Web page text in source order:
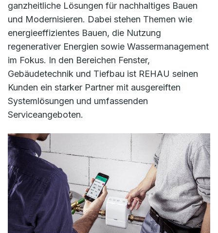
ganzheitliche Lösungen für nachhaltiges Bauen
und Modernisieren. Dabei stehen Themen wie
energieeffizientes Bauen, die Nutzung
regenerativer Energien sowie Wassermanagement
im Fokus. In den Bereichen Fenster,
Gebäudetechnik und Tiefbau ist REHAU seinen
Kunden ein starker Partner mit ausgereiften
Systemlösungen und umfassenden
Serviceangeboten.